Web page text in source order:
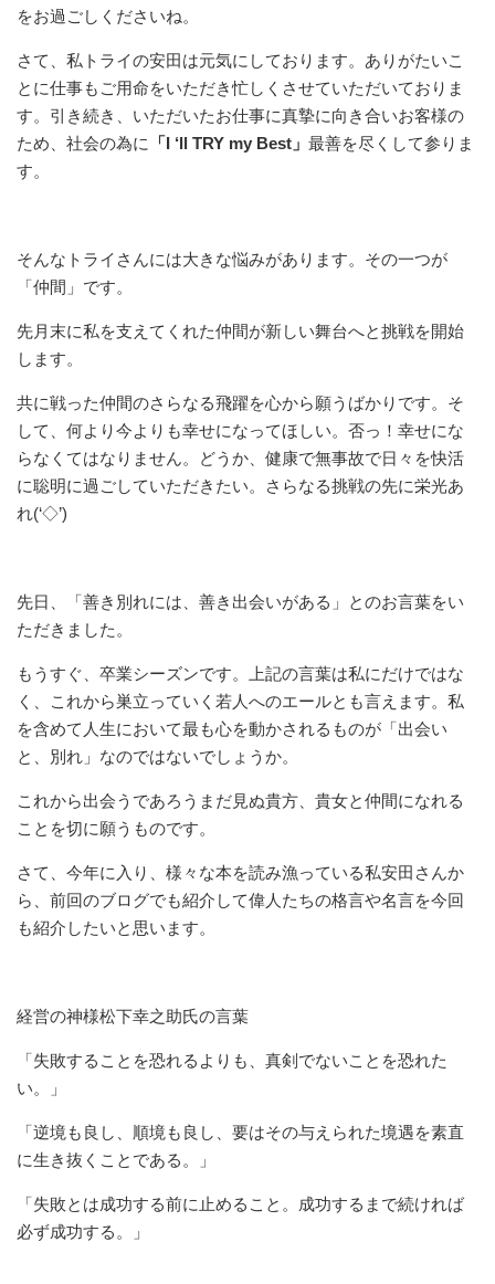
をお過ごしくださいね。
さて、私トライの安田は元気にしております。ありがたいこ
とに仕事もご用命をいただき忙しくさせていただいておりま
す。引き続き、いただいたお仕事に真摯に向き合いお客様の
ため、社会の為に
「I ‘ll TRY my Best」 最善を尽くして参りま
す。
そんなトライさんには大きな悩みがあります。その一つが
「仲間」です。
先月末に私を支えてくれた仲間が新しい舞台へと挑戦を開始
します。
共に戦った仲間のさらなる飛躍を心から願うばかりです。そ
して、何より今よりも幸せになってほしい。否っ！幸せにな
らなくてはなりません。どうか、健康で無事故で日々を快活
に聡明に過ごしていただきたい。さらなる挑戦の先に栄光あ
れ(‘◇’)ゞ
先日、「善き別れには、善き出会いがある」とのお言葉をい
ただきました。
もうすぐ、卒業シーズンです。上記の言葉は私にだけではな
く、これから巣立っていく若人へのエールとも言えます。私
を含めて人生において最も心を動かされるものが「出会い
と、別れ」なのではないでしょうか。
これから出会うであろうまだ見ぬ貴方、貴女と仲間になれる
ことを切に願うものです。
さて、今年に入り、様々な本を読み漁っている私安田さんか
ら、前回のブログでも紹介して偉人たちの格言や名言を今回
も紹介したいと思います。
経営の神様松下幸之助氏の言葉
「失敗することを恐れるよりも、真剣でないことを恐れた
い。」
「逆境も良し、順境も良し、要はその与えられた境遇を素直
に生き抜くことである。」
「失敗とは成功する前に止めること。成功するまで続ければ
必ず成功する。」